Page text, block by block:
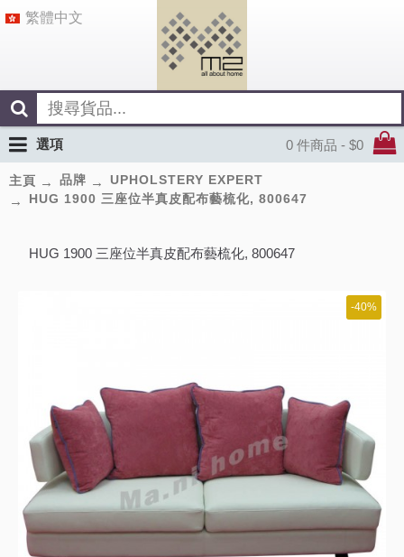
繁體中文
0 件商品 - $0
選項
主頁 品牌
UPHOLSTERY EXPERT
HUG 1900 三座位半真皮配布藝梳化, 800647
HUG 1900 三座位半真皮配布藝梳化, 800647
-40%